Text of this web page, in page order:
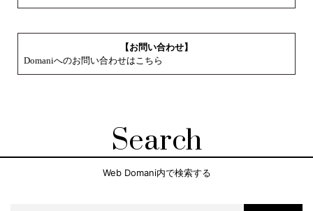
【お問い合わせ】
Domaniへのお問い合わせはこちら
Search
Web Domani内で検索する